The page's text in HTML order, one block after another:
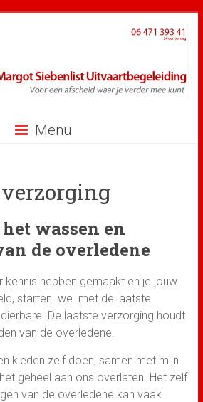
Menu
wassen en
de overledene
kennis hebben gemaakt en je jouw
starten we met de laatste
De laatste verzorging houdt
van de overledene.
kleden zelf doen, samen met mijn
geheel aan ons overlaten. Het zelf
van de overledene kan vaak